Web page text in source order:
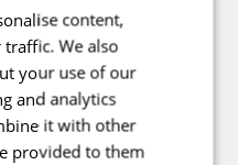
CZECH
content,
We also
your use of our
and analytics
it with other
provided to them